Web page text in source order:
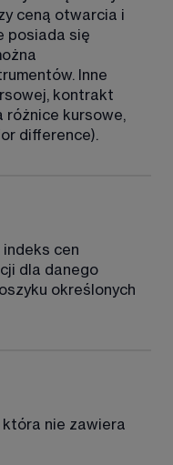
ceną otwarcia i
posiada się
Inne
kontrakt
różnice kursowe,
difference).
indeks cen
dla danego
określonych
która nie zawiera